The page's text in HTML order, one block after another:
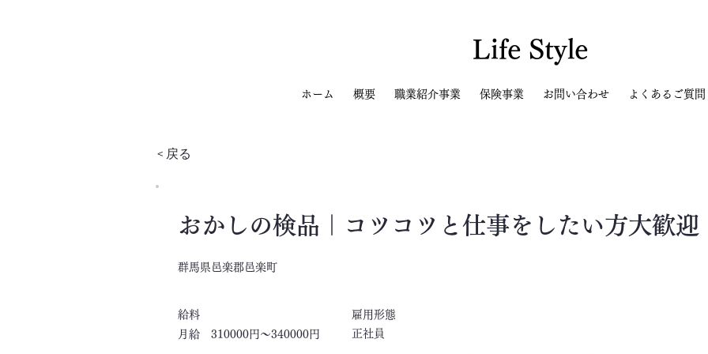
Life Style
ホーム 概要 職業紹介事業 保険事業 お問い合わせ よくあるご質問
< 戻る
おかしの検品｜コツコツと仕事をしたい方大歓迎
群馬県邑楽郡邑楽町
​給料
​雇用形態
月給 310000円～340000円
正社員